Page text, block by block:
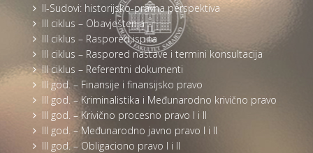
II-Sudovi: historijsko-pravna perspektiva
III ciklus – Obavještenja
III ciklus – Raspored ispita
III ciklus – Raspored nastave i termini konsultacija
III ciklus – Referentni dokumenti
III god. – Finansije i finansijsko pravo
III god. – Kriminalistika i Međunarodno krivično pravo
III god. – Krivično procesno pravo I i II
III god. – Međunarodno javno pravo I i II
III god. – Obligaciono pravo I i II